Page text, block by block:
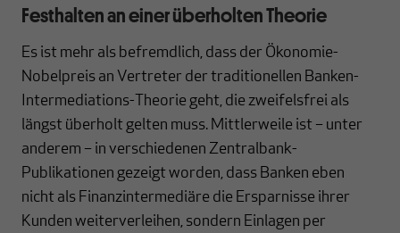
Festhalten an einer überholten Theorie
Es ist mehr als befremdlich, dass der Ökonomie-
Nobelpreis an Vertreter der traditionellen Banken-
Intermediations-Theorie geht, die zweifelsfrei als
längst überholt gelten muss. Mittlerweile ist – unter
anderem – in verschiedenen Zentralbank-
Publikationen gezeigt worden, dass Banken eben
nicht als Finanzintermediäre die Ersparnisse ihrer
Kunden weiterverleihen, sondern Einlagen per